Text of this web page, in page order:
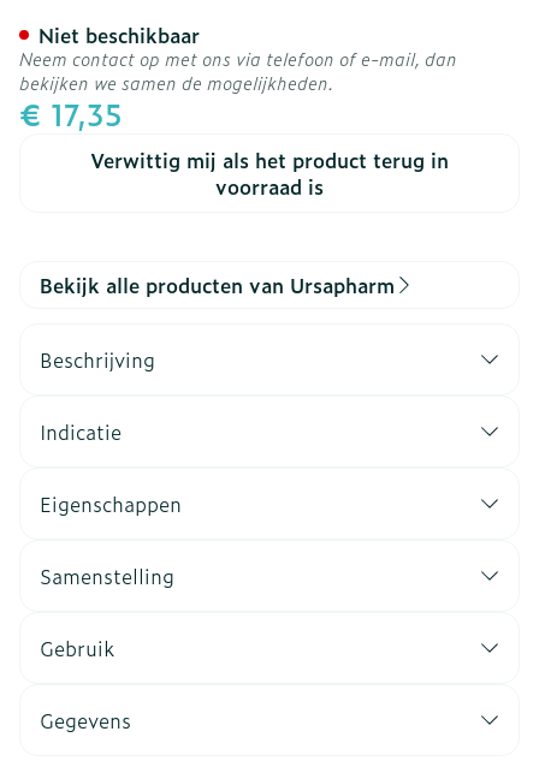
€ 17,35
Verwittig mij als het product terug in
voorraad is
Niet beschikbaar
Neem contact op met ons via telefoon of e-mail, dan
bekijken we samen de mogelijkheden.
Bekijk alle producten van Ursapharm
Beschrijving
Indicatie
Eigenschappen
Samenstelling
Gebruik
Gegevens